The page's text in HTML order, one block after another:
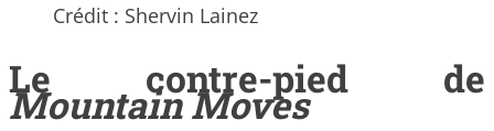
Crédit : Shervin Lainez
Le contre-pied de
Mountain Moves